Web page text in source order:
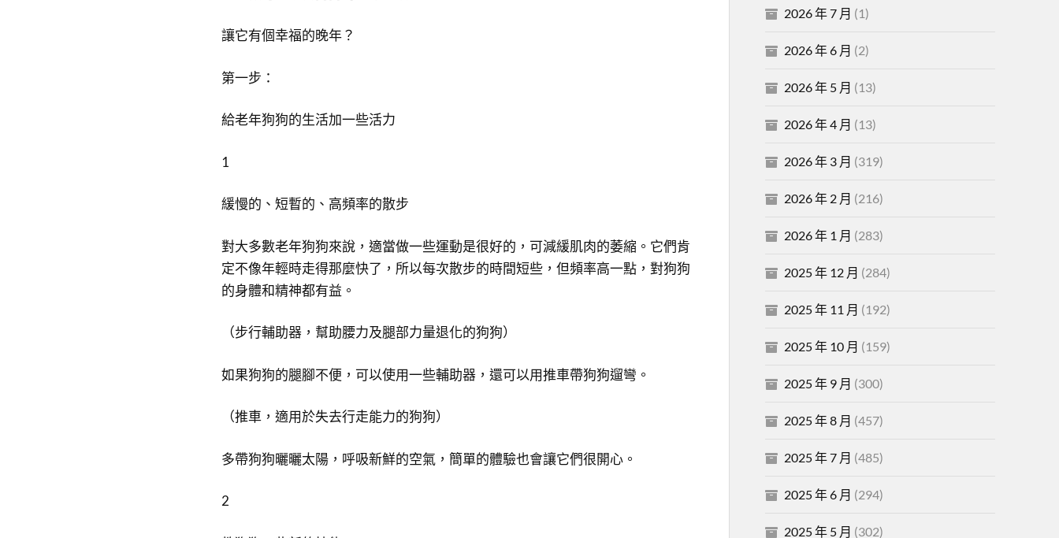
讓它有個幸福的晚年？
第一步：
給老年狗狗的生活加一些活力
1
緩慢的、短暫的、高頻率的散步
對大多數老年狗狗來說，適當做一些運動是很好的，可減緩肌肉的萎縮。它們肯
定不像年輕時走得那麼快了，所以每次散步的時間短些，但頻率高一點，對狗狗
的身體和精神都有益。
（步行輔助器，幫助腰力及腿部力量退化的狗狗）
如果狗狗的腿腳不便，可以使用一些輔助器，還可以用推車帶狗狗遛彎。
（推車，適用於失去行走能力的狗狗）
多帶狗狗曬曬太陽，呼吸新鮮的空氣，簡單的體驗也會讓它們很開心。
2
2026 年 7 月 (1)
2026 年 6 月 (2)
2026 年 5 月 (13)
2026 年 4 月 (13)
2026 年 3 月 (319)
2026 年 2 月 (216)
2026 年 1 月 (283)
2025 年 12 月 (284)
2025 年 11 月 (192)
2025 年 10 月 (159)
2025 年 9 月 (300)
2025 年 8 月 (457)
2025 年 7 月 (485)
2025 年 6 月 (294)
2025 年 5 月 (302)